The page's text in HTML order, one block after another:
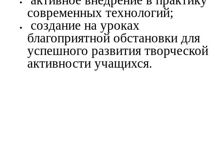
современных технологий;
создание на уроках
благоприятной обстановки для
успешного развития творческой
активности учащихся.